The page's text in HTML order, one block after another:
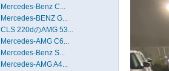
Mercedes-Benz C...
Mercedes-BENZ G...
CLS 220dのAMG 53...
Mercedes-AMG C6...
Mercedes-Benz S...
Mercedes-AMG A4...